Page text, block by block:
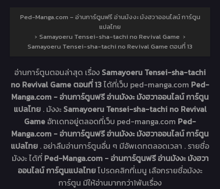
Ped-Manga.com – อ่านการ์ตูนฟรี อ่านมังงะ มังฮวาออนไลน์ การ์ตูน
แปลไทย
› Samayoeru Tensei-sha-tachi no Revival Game ›
Samayoeru Tensei-sha-tachi no Revival Game ตอนที่ 13
อ่านการ์ตูนตอนล่าสุด เรื่อง Samayoeru Tensei-sha-tachi
no Revival Game ตอนที่ 13ได้ที่เว็บ ped-manga.com Ped-
Manga.com - อ่านการ์ตูนฟรี อ่านมังงะ มังฮวาออนไลน์ การ์ตูน
แปลไทย . มังงะ Samayoeru Tensei-sha-tachi no Revival
Game อัทเดทอยู่ตลอดที่เว็บ ped-manga.com Ped-
Manga.com - อ่านการ์ตูนฟรี อ่านมังงะ มังฮวาออนไลน์ การ์ตูน
แปลไทย . อย่าลืมอ่านการ์ตูนอื่น ๆ มีอัพเดทตลอดเวลา . รายชื่อ
มังงะ ได้ที่ Ped-Manga.com - อ่านการ์ตูนฟรี อ่านมังงะ มังฮวา
ออนไลน์ การ์ตูนแปลไทยโปรดคลิกที่เมนู เลือกรายชื่อมังงะ
การ์ตูน มีให้อ่านมากกว่า1พันเรื่อง